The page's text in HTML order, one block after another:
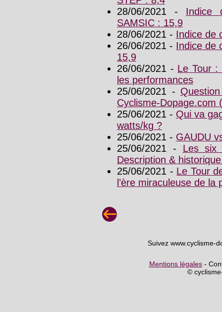
28/06/2021 - Indice
SAMSIC : 15,9
28/06/2021 - Indice de
26/06/2021 - Indice de
15,9
26/06/2021 - Le Tour :
les performances
25/06/2021 -
Cyclisme-Dopage.com
25/06/2021 - Qui va
watts/kg ?
25/06/2021 - GAUDU
25/06/2021 - Les six
Description &
25/06/2021 - Le Tour
l’ère miraculeuse de
Suivez www.cyclisme-
Mentions légales-
©